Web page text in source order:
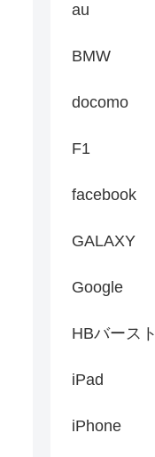
au
BMW
docomo
F1
facebook
GALAXY
Google
HBバースト
iPad
iPhone